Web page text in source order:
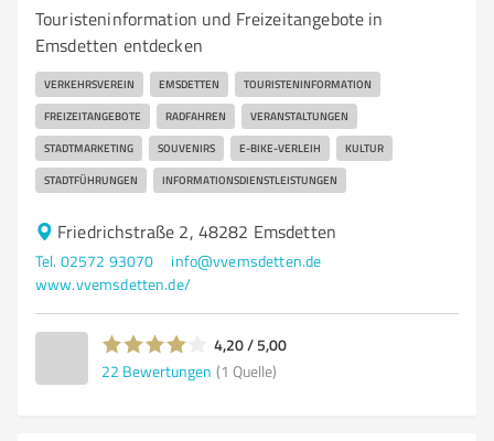
Touristeninformation und Freizeitangebote in
Emsdetten entdecken
VERKEHRSVEREIN EMSDETTEN TOURISTENINFORMATION
FREIZEITANGEBOTE RADFAHREN VERANSTALTUNGEN
STADTMARKETING SOUVENIRS E-BIKE-VERLEIH KULTUR
STADTFÜHRUNGEN INFORMATIONSDIENSTLEISTUNGEN
Friedrichstraße 2, 48282 Emsdetten
Tel. 02572 93070
info@vvemsdetten.de
www.vvemsdetten.de/
4,20 / 5,00
22 Bewertungen (1 Quelle)